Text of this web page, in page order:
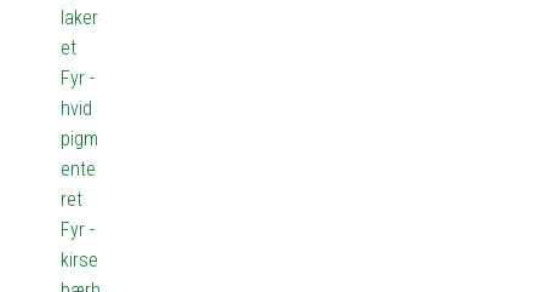
laker
et
Fyr -
hvid
pigm
ente
ret
Fyr -
kirse